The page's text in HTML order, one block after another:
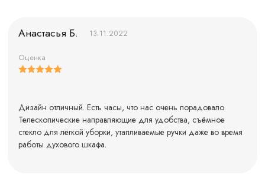
Анастасья Б. 13.11.2022
Оценка
Дизайн отличный. Есть часы, что нас очень порадовало.
Телескопические направляющие для удобства, съёмное
стекло для лёгкой уборки, утапливаемые ручки даже во время
работы духового шкафа.